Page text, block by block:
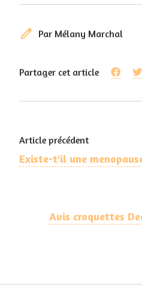
edit Par Mélany Marchal
Partager cet article
Article précédent
Existe-t'il une
Avis croquettes